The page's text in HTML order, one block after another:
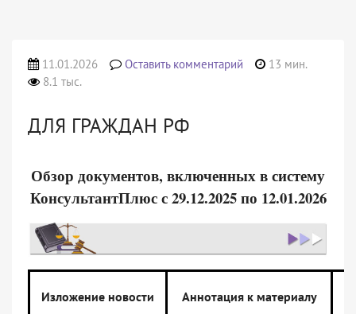
11.01.2026 Оставить комментарий
13 мин.
8.1 тыс.
ДЛЯ ГРАЖДАН РФ
Обзор документов, включенных в систему
КонсультантПлюс с 29.12.2025 по 12.01.2026
Изложение новости Аннотация к материалу